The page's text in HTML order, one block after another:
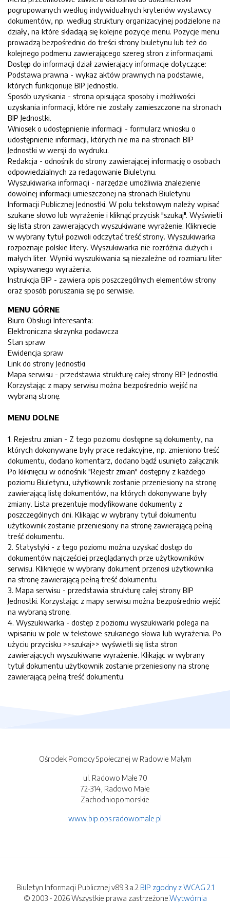
pogrupowanych według indywidualnych kryteriów wystawcy
dokumentów, np. według struktury organizacyjnej podzielone na
działy, na które składają się kolejne pozycje menu. Pozycje menu
prowadzą bezpośrednio do treści strony biuletynu lub też do
kolejnego podmenu zawierającego szereg stron z informacjami.
Dostęp do informacji dział zawierający informacje dotyczące:
Podstawa prawna - wykaz aktów prawnych na podstawie,
których funkcjonuje BIP Jednostki.
Sposób uzyskania - strona opisująca sposoby i możliwości
uzyskania informacji, które nie zostały zamieszczone na stronach
BIP Jednostki.
Wniosek o udostępnienie informacji - formularz wniosku o
udostępnienie informacji, których nie ma na stronach BIP
Jednostki w wersji do wydruku.
Redakcja - odnośnik do strony zawierającej informację o osobach
odpowiedzialnych za redagowanie Biuletynu.
Wyszukiwarka informacji - narzędzie umożliwia znalezienie
dowolnej informacji umieszczonej na stronach Biuletynu
Informacji Publicznej Jednostki. W polu tekstowym należy wpisać
szukane słowo lub wyrażenie i kliknąć przycisk "szukaj". Wyświetli
się lista stron zawierających wyszukiwane wyrażenie. Klikniecie
w wybrany tytuł pozwoli odczytać treść strony. Wyszukiwarka
rozpoznaje polskie litery. Wyszukiwarka nie rozróżnia dużych i
małych liter. Wyniki wyszukiwania są niezależne od rozmiaru liter
wpisywanego wyrażenia.
Instrukcja BIP - zawiera opis poszczególnych elementów strony
oraz sposób poruszania się po serwisie.
MENU GÓRNE
Biuro Obsługi Interesanta:
Elektroniczna skrzynka podawcza
Stan spraw
Ewidencja spraw
Link do strony Jednostki
Mapa serwisu - przedstawia strukturę całej strony BIP Jednostki.
Korzystając z mapy serwisu można bezpośrednio wejść na
wybraną stronę.
MENU DOLNE
1. Rejestru zmian - Z tego poziomu dostępne są dokumenty, na
których dokonywane były prace redakcyjne, np. zmieniono treść
dokumentu, dodano komentarz, dodano bądź usunięto załącznik.
Po kliknięciu w odnośnik "Rejestr zmian" dostępny z każdego
poziomu Biuletynu, użytkownik zostanie przeniesiony na stronę
zawierającą listę dokumentów, na których dokonywane były
zmiany. Lista prezentuje modyfikowane dokumenty z
poszczególnych dni. Klikając w wybrany tytuł dokumentu
użytkownik zostanie przeniesiony na stronę zawierającą pełną
treść dokumentu.
2. Statystyki - z tego poziomu można uzyskać dostęp do
dokumentów najczęściej przeglądanych prze użytkowników
serwisu. Kliknięcie w wybrany dokument przenosi użytkownika
na stronę zawierającą pełną treść dokumentu.
3. Mapa serwisu - przedstawia strukturę całej strony BIP
Jednostki. Korzystając z mapy serwisu można bezpośrednio wejść
na wybraną stronę.
4. Wyszukiwarka - dostęp z poziomu wyszukiwarki polega na
wpisaniu w pole w tekstowe szukanego słowa lub wyrażenia. Po
użyciu przycisku >>szukaj>> wyświetli się lista stron
zawierających wyszukiwane wyrażenie. Klikając w wybrany
tytuł dokumentu użytkownik zostanie przeniesiony na stronę
zawierającą pełną treść dokumentu.
Ośrodek Pomocy Społecznej w Radowie Małym
ul. Radowo Małe 70
72-314, Radowo Małe
Zachodniopomorskie
www.bip.ops.radowomale.pl
Biuletyn Informacji Publicznej v89.3.a.2 BIP zgodny z WCAG 2.1
© 2003 - 2026 Wszystkie prawa zastrzeżone.Wytwórnia